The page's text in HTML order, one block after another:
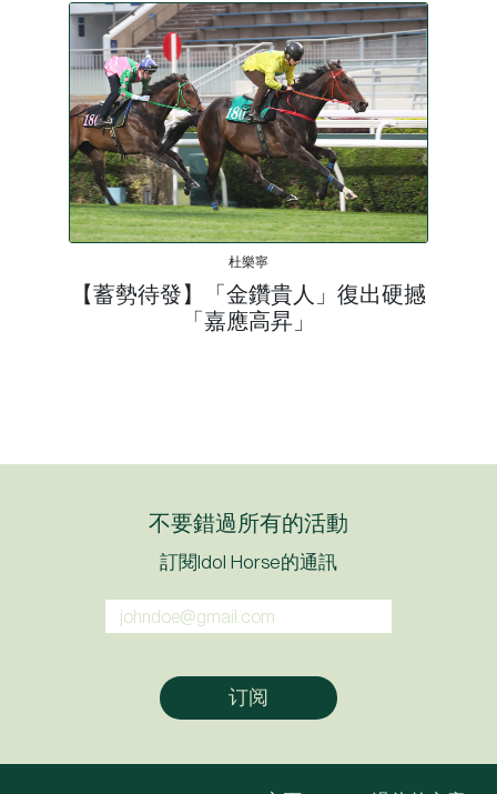
杜樂寧
【蓄勢待發】「金鑽貴人」復出硬撼
「嘉應高昇」
不要錯過所有的活動
訂閱Idol Horse的通訊